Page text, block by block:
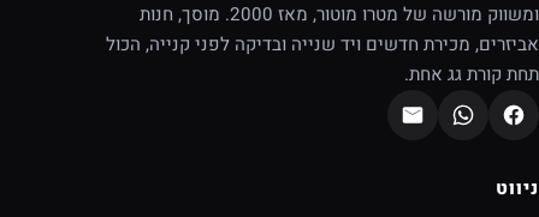
ומשווק מורשה של מטרו מוטור, מאז 2000. מוסך, חנות
אביזרים, מכירת חדשים ויד שנייה ובדיקה לפני קנייה, הכול
תחת קורת גג אחת.
ניווט